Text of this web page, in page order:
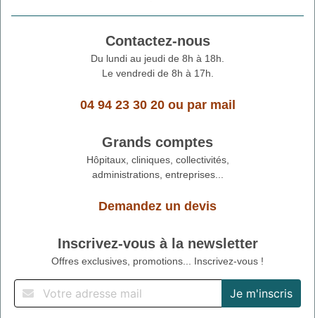
Contactez-nous
Du lundi au jeudi de 8h à 18h.
Le vendredi de 8h à 17h.
04 94 23 30 20ou par mail
Grands comptes
Hôpitaux, cliniques, collectivités,
administrations, entreprises...
Demandez un devis
Inscrivez-vous à la newsletter
Offres exclusives, promotions... Inscrivez-vous !